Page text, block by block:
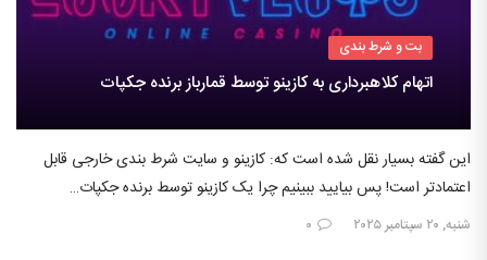
بت و شرط بندی
اتهام کلاهبرداری به کازینو توسط قمارباز برنده جکپات
این گفته بسیار نقل شده است که: کازینو و سایت شرط بندی خارجی قابل
اعتمادتر است! پس بیایید ببینیم چرا یک کازینو توسط برنده جکپات…
شنبه, ۲۰ سپتامبر ۲۰۲۵ ۰